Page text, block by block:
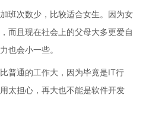
班次数少，比较适合女生。因为女
而且现在社会上的父母大多更爱自
也会小一些。
普通的工作大，因为毕竟是IT行
太担心，再大也不能是软件开发